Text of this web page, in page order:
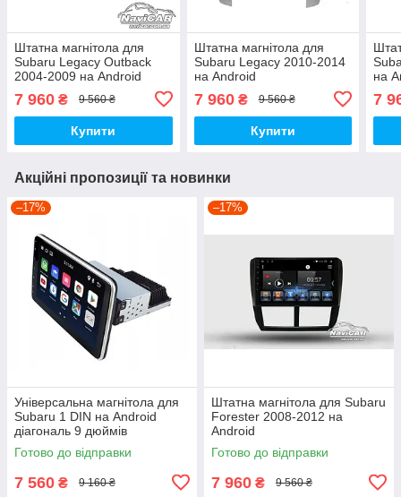
Штатна магнітола для
Subaru Legacy Outback
2004-2009 на Android
7 960 ₴ 9 560 ₴
Купити
Штатна магнітола для
Subaru Legacy 2010-2014
на Android
7 960₴ 9 560 ₴
Купити
на
7
Акційні пропозиції та новинки
–17%
Універсальна магнітола для
Subaru 1 DIN на Android
діагональ 9 дюймів
Готово до відправки
7 560 ₴ 9 160 ₴
–17%
Штатна магнітола для Subaru
Forester 2008-2012 на
Android
Готово до відправки
7 960 ₴ 9 560 ₴